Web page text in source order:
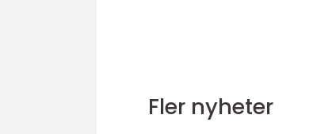
Fler nyheter